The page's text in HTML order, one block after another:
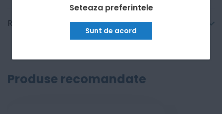
Seteaza preferintele
Sunt de acord
Recenzii
Produse recomandate